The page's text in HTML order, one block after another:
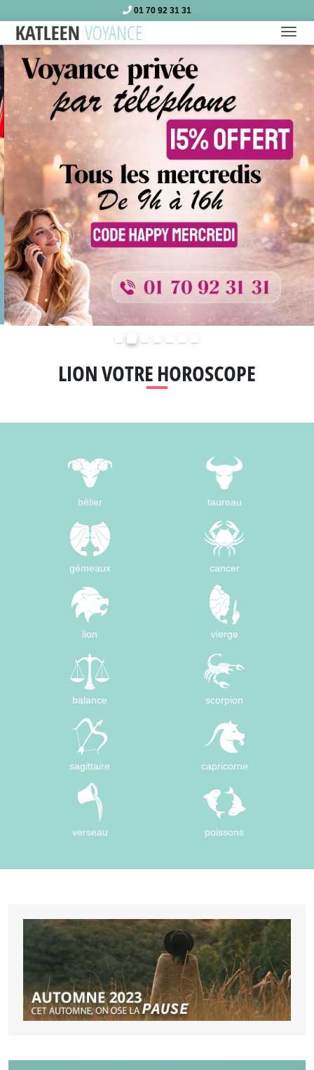
01 70 92 31 31
LION VOTRE HOROSCOPE
bélier taureau
gémeaux cancer
lion vierge
balance scorpion
sagittaire capricorne
verseau poissons